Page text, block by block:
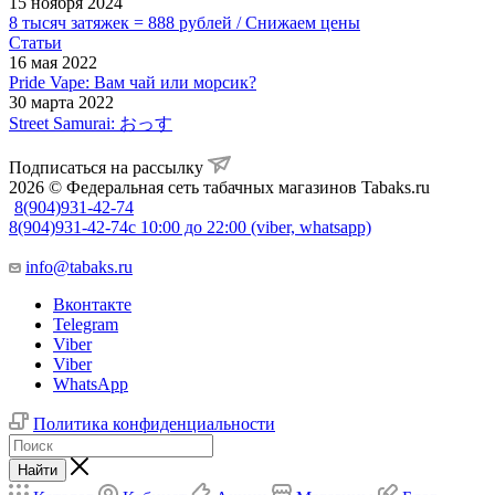
8 тысяч затяжек = 888 рублей / Снижаем цены
Статьи
16 мая 2022
Pride Vape: Вам чай или морсик?
30 марта 2022
Street Samurai: おっす
Подписаться на рассылку
2026 © Федеральная сеть табачных магазинов Tabaks.ru
8(904)931-42-74
8(904)931-42-74с 10:00 до 22:00 (viber, whatsapp)
info@tabaks.ru
Вконтакте
Telegram
Viber
Viber
WhatsApp
Политика конфиденциальности
Найти